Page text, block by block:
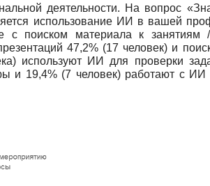
деятельности. На вопрос
использование ИИ в вашей
с поиском материала к занятиям
47,2% (17 человек) и
используют ИИ для проверки
и 19,4% (7 человек) работают с ИИ